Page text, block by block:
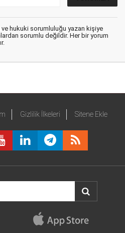
ve hukuki sorumluluğu yazan kişiye
sorumlu değildir. Her bir yorum
Gizlilik İlkeleri Sitene Ekle